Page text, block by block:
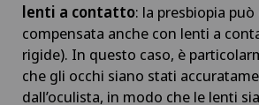
lenti a contatto: la presbiopia può
compensata anche con lenti a
rigide). In questo caso, è
che gli occhi siano stati
dall’oculista, in modo che le lenti